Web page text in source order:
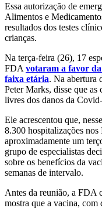
Essa autorização de
Alimentos e
resultados dos testes
crianças.
Na terça-feira (26), 17
FDA votaram a favor
faixa etária. Na abertura
Peter Marks, disse que as
livres dos danos da
Ele acrescentou que,
8.300 hospitalizações
aproximadamente um
grupo de especialistas
sobre os benefícios da
semanas de intervalo.
Antes da reunião, a FDA
mostra que a vacina, com